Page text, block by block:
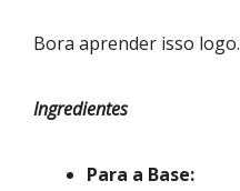
Bora aprender isso logo.
Ingredientes
Para a Base: